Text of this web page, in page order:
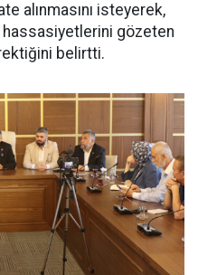
alınmasını isteyerek,
gözeten
belirtti.